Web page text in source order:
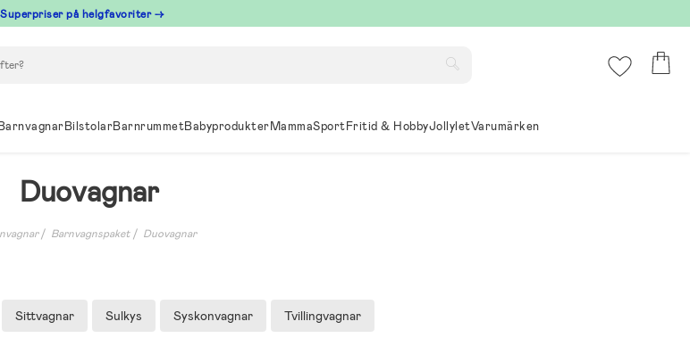
Superpriser på helgfavoriter →
BilstolarBarnrummetBabyprodukterMammaSportFritid & HobbyJollyletVarumärken
Duovagnar
Barnvagnspaket Duovagnar
Sittvagnar Sulkys Syskonvagnar Tvillingvagnar